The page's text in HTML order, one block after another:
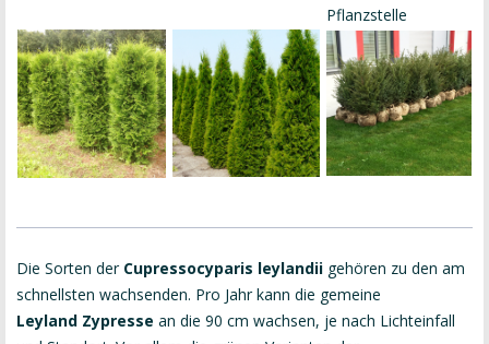
Pflanzstelle
Die Sorten der Cupressocyparis leylandii gehören zu den am
schnellsten wachsenden. Pro Jahr kann die gemeine
Leyland Zypresse an die 90 cm wachsen, je nach Lichteinfall